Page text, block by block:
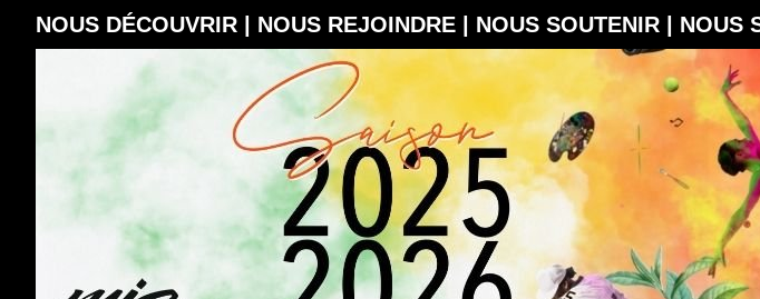
NOUS DÉCOUVRIR | NOUS REJOINDRE | NOUS SOUTENIR | NOUS